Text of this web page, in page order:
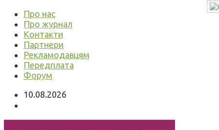
Про нас
Про журнал
Контакти
Партнери
Рекламодавцям
Передплата
Форум
10.08.2026